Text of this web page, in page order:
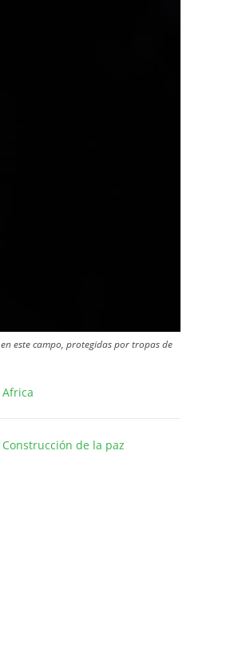
este campo, protegidas por tropas de
Africa
Construcción de la paz